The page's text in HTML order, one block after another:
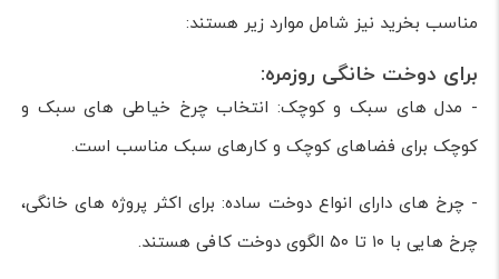
مناسب بخرید نیز شامل موارد زیر هستند:
برای دوخت خانگی روزمره:
- مدل های سبک و کوچک: انتخاب چرخ خیاطی های سبک و
کوچک برای فضاهای کوچک و کارهای سبک مناسب است.
- چرخ های دارای انواع دوخت ساده: برای اکثر پروژه های خانگی،
چرخ هایی با ۱۰ تا ۵۰ الگوی دوخت کافی هستند.